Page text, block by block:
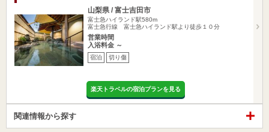
山梨県 / 富士吉田市
富士急ハイランド駅580m
富士急行線 富士急ハイランド駅より徒歩１０分
営業時間
入浴料金 ～
宿泊 切り傷
楽天トラベルの宿泊プランを見る
関連情報から探す